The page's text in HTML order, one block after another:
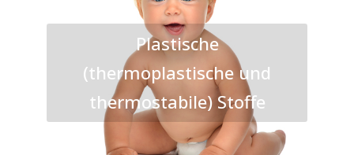
Plastische
(thermoplastische und
thermostabile) Stoffe